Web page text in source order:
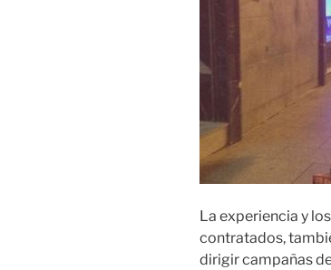
La experiencia y
contratados,
dirigir campañas